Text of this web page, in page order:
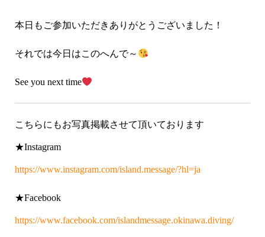
本日もご参加いただきありがとうございました！
それでは今日はこのへんで～
See you next time
こちらにもお写真掲載させて頂いております
★Instagram
https://www.instagram.com/island.message/?hl=ja
★Facebook
https://www.facebook.com/islandmessage.okinawa.diving/